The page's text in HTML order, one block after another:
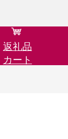
返礼品
カート